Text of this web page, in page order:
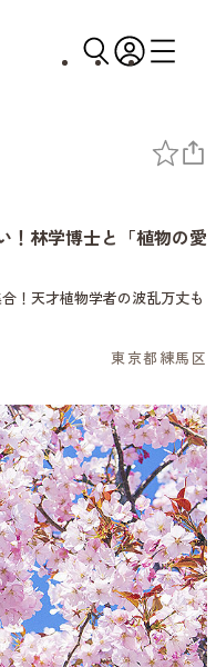
！林学博士と「植物の愛
！天才植物学者の波乱万丈も
東京都練馬区